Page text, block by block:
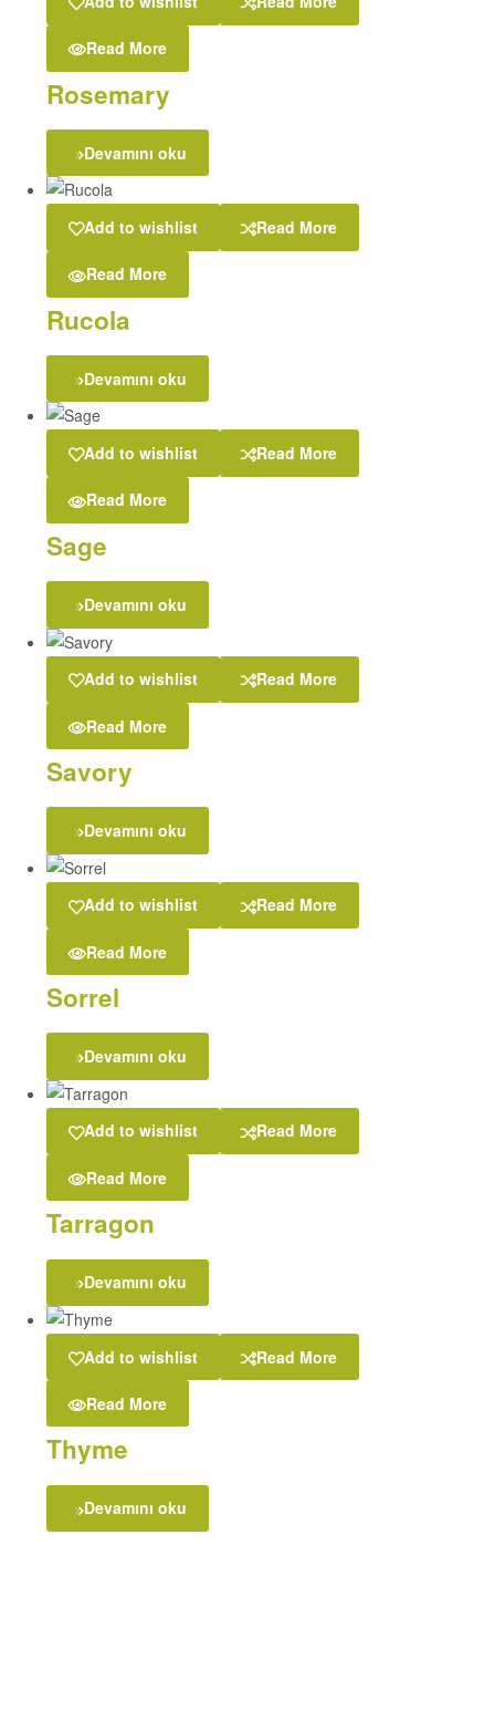
Read More
Rosemary
Devamını oku
Add to wishlist Read More
Read More
Rucola
Devamını oku
Add to wishlist Read More
Read More
Sage
Devamını oku
Add to wishlist Read More
Read More
Savory
Devamını oku
Add to wishlist Read More
Read More
Sorrel
Devamını oku
Add to wishlist Read More
Read More
Tarragon
Devamını oku
Add to wishlist Read More
Read More
Thyme
Devamını oku